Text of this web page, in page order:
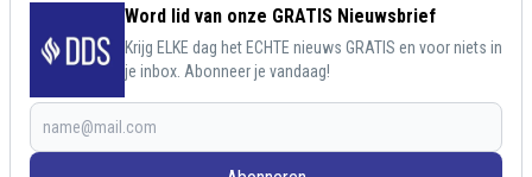
Word lid van onze GRATIS Nieuwsbrief
Krijg ELKE dag het ECHTE nieuws GRATIS en voor niets in
je inbox. Abonneer je vandaag!